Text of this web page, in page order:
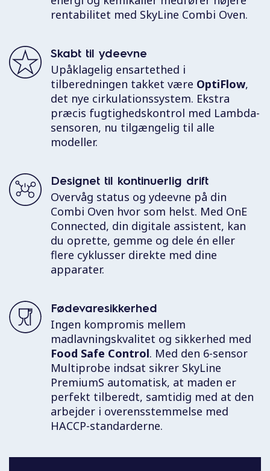
rentabilitet med SkyLine Combi Oven.
Skabt til ydeevne
Upåklagelig ensartethed i
tilberedningen takket være OptiFlow,
det nye cirkulationssystem. Ekstra
præcis fugtighedskontrol med Lambda-
sensoren, nu tilgængelig til alle
modeller.
Designet til kontinuerlig drift
Overvåg status og ydeevne på din
Combi Oven hvor som helst. Med OnE
Connected, din digitale assistent, kan
du oprette, gemme og dele én eller
flere cyklusser direkte med dine
apparater.
Fødevaresikkerhed
Ingen kompromis mellem
madlavningskvalitet og sikkerhed med
Food Safe Control. Med den 6-sensor
Multiprobe indsat sikrer SkyLine
PremiumS automatisk, at maden er
perfekt tilberedt, samtidig med at den
arbejder i overensstemmelse med
HACCP-standarderne.